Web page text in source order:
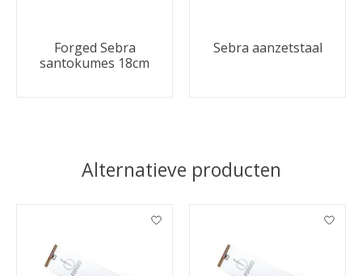
Forged Sebra
santokumes 18cm
Sebra aanzetstaal
Alternatieve producten
Items van productcarrousel